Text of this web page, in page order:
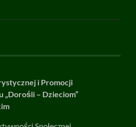
i Promocji
„Dorośli – Dzieciom”